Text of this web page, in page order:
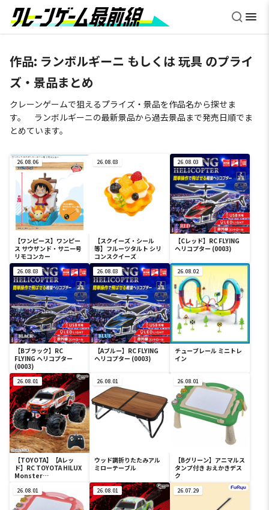
作品: ランボルギーニ もしくは 玩具 のプライ
ズ・景品まとめ
クレーンゲームで狙えるプライズ・景品を作品名から探せま
す。 ランボルギーニの最新景品から過去景品まで発売日順でま
とめています。
26.08.06
【ワンピース】ワンピー
ス サウザンド・サニー号
リモコンカー
26.08.03
【スクイーズ・シール
等】フルーツタルト シリ
コンスクイーズ
26.08.03
【Cレッド】RC FLYING
ヘリコプター (0003)
26.08.03
【Bブラック】RC
FLYING ヘリコプター
(0003)
26.08.03
【Aブルー】RC FLYING
ヘリコプター (0003)
26.08.02
チューブレール ミニトレ
イン
26.08.01
【TOYOTA】【Aレッ
ド】RC TOYOTA HILUX
Monster
26.08.01
ウッド調折りたたみアル
ミローテーブル
26.08.01
【Bグリーン】アニマルス
タンプ付き おえかきデス
ク
26.08.01 26.08.01 26.07.29